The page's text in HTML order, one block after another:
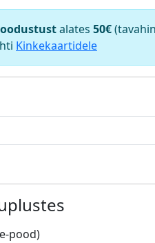
alates 50€
Kinkekaartidele
pood)